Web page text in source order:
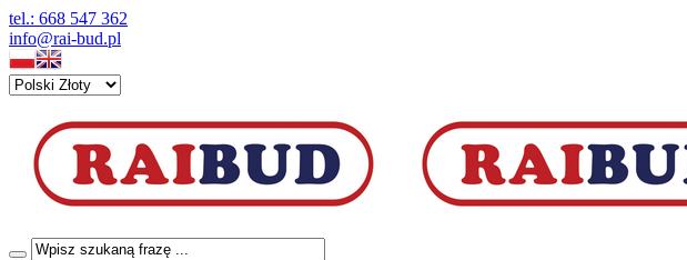
tel.: 668 547 362
info@rai-bud.pl